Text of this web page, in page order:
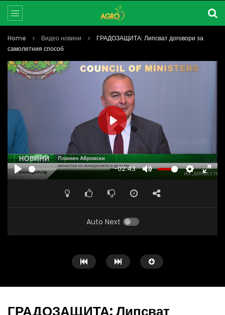
Home Видео новини
ГРАДОЗАЩИТА: Липсват договори за
самолетния способ
PLAY
-02:43
MUTE SETTINGS
PLAY
Auto Next